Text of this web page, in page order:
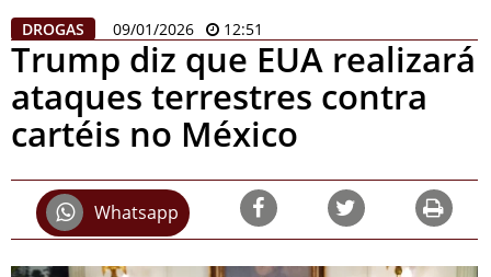
DROGAS 09/01/2026 12:51
Trump diz que EUA realizará
ataques terrestres contra
cartéis no México
Whatsapp